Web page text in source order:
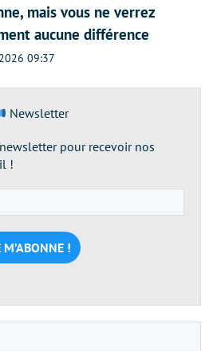
mais vous ne verrez
aucune différence
09:37
Newsletter
pour recevoir nos
!
e-
mail
*